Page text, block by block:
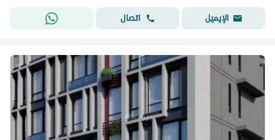
الإيميل
اتصال